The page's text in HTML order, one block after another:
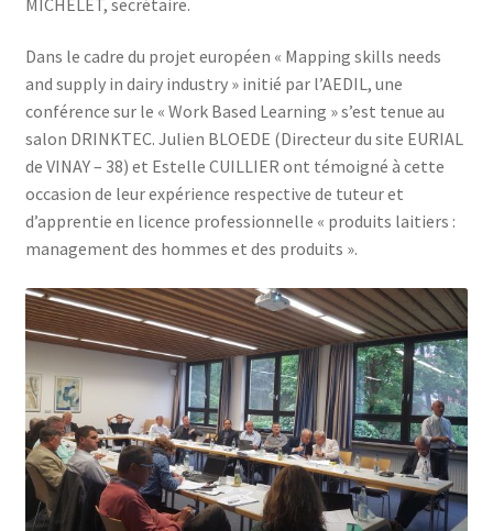
Dans le cadre du projet européen « Mapping skills needs
and supply in dairy industry » initié par l’AEDIL, une
conférence sur le « Work Based Learning » s’est tenue au
salon DRINKTEC. Julien BLOEDE (Directeur du site EURIAL
de VINAY – 38) et Estelle CUILLIER ont témoigné à cette
occasion de leur expérience respective de tuteur et
d’apprentie en licence professionnelle « produits laitiers :
management des hommes et des produits ».